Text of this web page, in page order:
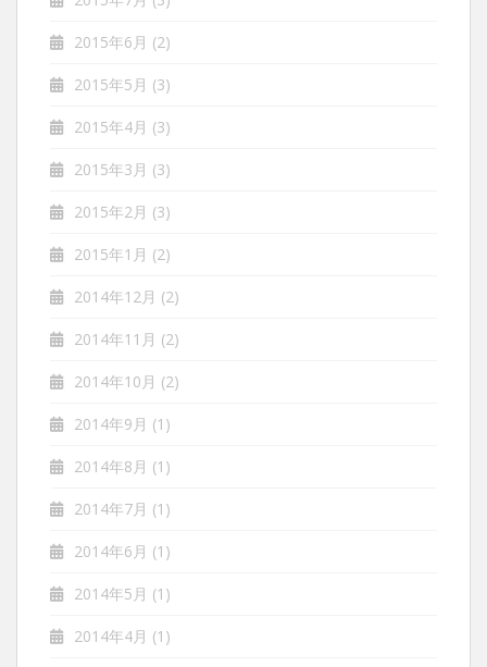
2015年6月 (2)
2015年5月 (3)
2015年4月 (3)
2015年3月 (3)
2015年2月 (3)
2015年1月 (2)
2014年12月 (2)
2014年11月 (2)
2014年10月 (2)
2014年9月 (1)
2014年8月 (1)
2014年7月 (1)
2014年6月 (1)
2014年5月 (1)
2014年4月 (1)